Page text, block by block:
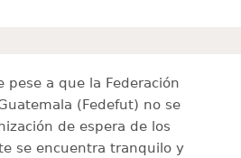
pese a que la Federación
(Fedefut) no se
de espera de los
se encuentra tranquilo y